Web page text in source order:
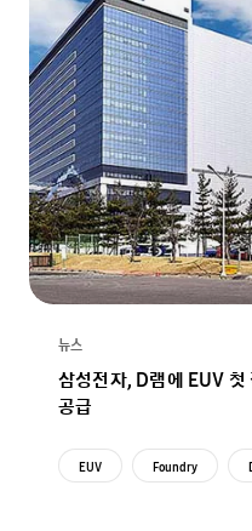
뉴스
삼성전자, D램에 EUV
공급
EUV Foundry